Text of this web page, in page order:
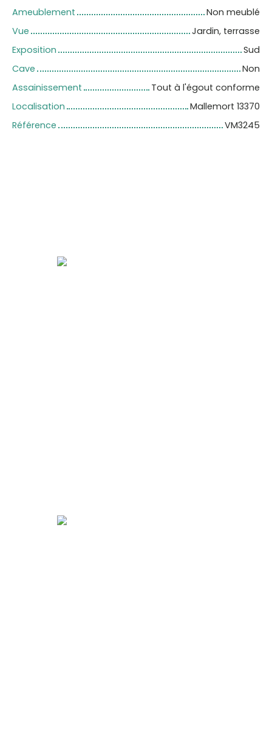
Ameublement
Non meublé
Vue
Jardin, terrasse
Exposition
Sud
Cave
Non
Assainissement
Tout à l'égout conforme
Localisation
Mallemort 13370
Référence
VM3245